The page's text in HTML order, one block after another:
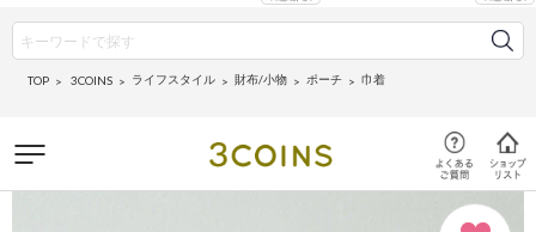
TOP 3COINS ライフスタイル 財布/小物 ポーチ 巾着